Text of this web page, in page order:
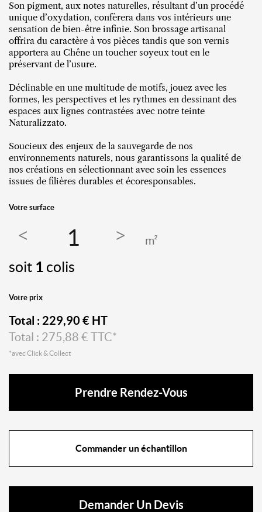
Son pigment, aux notes naturelles, résultant d’un procédé
unique d’oxydation, confèrera dans vos intérieurs une
sensation de bien-être infinie. Son brossage artisanal
offrira du caractère à vos pièces tandis que son vernis
apportera au Chêne un toucher soyeux tout en le
préservant de l’usure.
Déclinable en une multitude de motifs, jouez avec les
formes, les perspectives et les rythmes en dessinant des
espaces aux lignes contrastées avec notre teinte
Naturalizzato.
Soucieux des enjeux de la sauvegarde de nos
environnements naturels, nous garantissons la qualité de
nos créations en sélectionnant avec soin les essences
issues de filières durables et écoresponsables.
Votre surface
m²
soit 1 colis
Votre prix
Total : 229,90 € HT
Total : 275,88 € TTC*
*avec Click & Collect
Prendre Rendez-Vous
Commander un échantillon
Demander Un Devis